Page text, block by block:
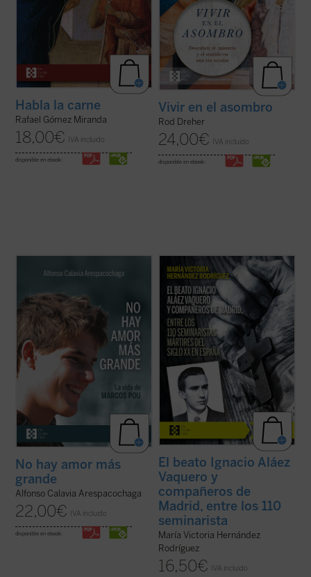
Habla la carne
Rafael Gómez Miranda
18,00€ IVA incluido
disponible en ebook:
Vivir en el asombro
Rod Dreher
24,00€ IVA incluido
disponible en ebook:
sencilla, que es posible vivir de verdad y
la manera en que nos miran, nos hacen
vislumbrar aquello para lo que hemos sido
creados. Este libro ofrece un espacio para
(ver ficha)
No hay amor más
grande
Alfonso Calavia Arespacochaga
22,00€ IVA incluido
disponible en ebook:
La beatificación de estos 11 mártires, en
2026, coincide con el noventa aniversario
de la explosión sangrienta, en 1936, de la
persecución del siglo XX en España. La
postuladora de su Causa de beatificación
presenta aquí una breve pero ...
(ver ficha)
El beato Ignacio Aláez
Vaquero y
compañeros de
Madrid, entre los 110
seminarista
María Victoria Hernández
Rodríguez
16,50€ IVA incluido